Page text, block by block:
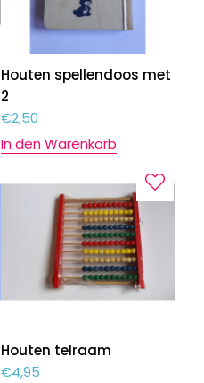
Houten spellendoos met
2
€2,50
In den Warenkorb
Houten telraam
€4,95